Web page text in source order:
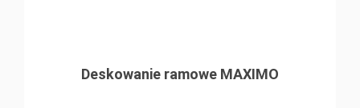
Deskowanie ramowe MAXIMO